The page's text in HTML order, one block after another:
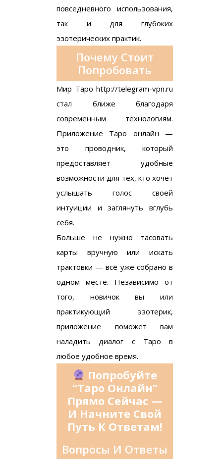
повседневного использования,
так и для глубоких
эзотерических практик.
Почему Стоит
Попробовать
Мир Таро http://telegram-vpn.ru
стал ближе благодаря
современным технологиям.
Приложение Таро онлайн —
это проводник, который
предоставляет удобные
возможности для тех, кто хочет
услышать голос своей
интуиции и заглянуть вглубь
себя.
Больше не нужно тасовать
карты вручную или искать
трактовки — всё уже собрано в
одном месте. Независимо от
того, новичок вы или
практикующий эзотерик,
приложение поможет вам
наладить диалог с Таро в
любое удобное время.
Попробуйте
“Таро Онлайн”
Прямо Сейчас —
И Начните Свой
Путь К Ответам!
Вопросы И Ответы